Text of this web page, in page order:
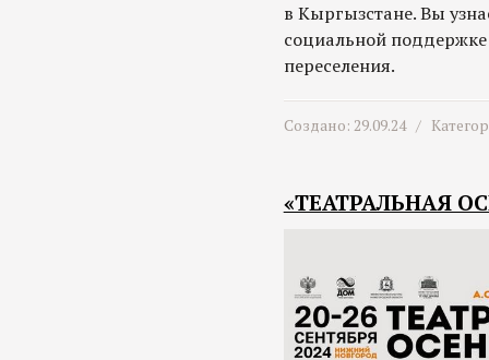
в Кыргызстане. Вы
социальной
переселения.
Создано: 29.09.24 /
«ТЕАТРАЛЬНАЯ